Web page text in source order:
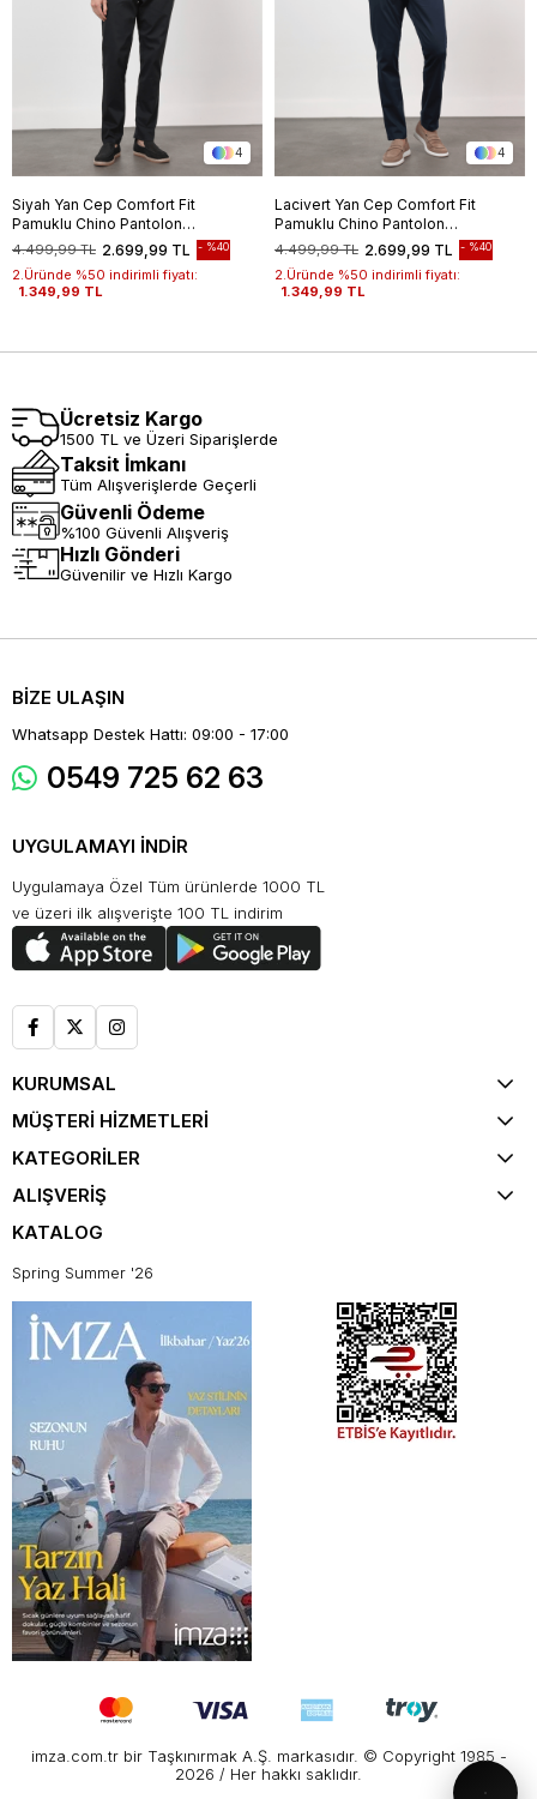
4
Siyah Yan Cep Comfort Fit
Pamuklu Chino Pantolon
1003260172
2.699,99 TL
4.499,99 TL %40
2.Üründe %50 indirimli fiyatı:
1.349,99 TL
4
Lacivert Yan Cep Comfort Fit
Pamuklu Chino Pantolon
1003260172
2.699,99 TL
4.499,99 TL %40
2.Üründe %50 indirimli fiyatı:
1.349,99 TL
Ücretsiz Kargo
1500 TL ve Üzeri Siparişlerde
Taksit İmkanı
Tüm Alışverişlerde Geçerli
Güvenli Ödeme
%100 Güvenli Alışveriş
Hızlı Gönderi
Güvenilir ve Hızlı Kargo
BİZE ULAŞIN
Whatsapp Destek Hattı: 09:00 - 17:00
0549 725 62 63
UYGULAMAYI İNDİR
Uygulamaya Özel Tüm ürünlerde 1000 TL
ve üzeri ilk alışverişte 100 TL indirim
KURUMSAL
MÜŞTERİ HİZMETLERİ
KATEGORİLER
ALIŞVERİŞ
KATALOG
Spring Summer '26
imza.com.tr bir Taşkınırmak A.Ş. markasıdır. © Copyright 1985 -
2026 / Her hakkı saklıdır.